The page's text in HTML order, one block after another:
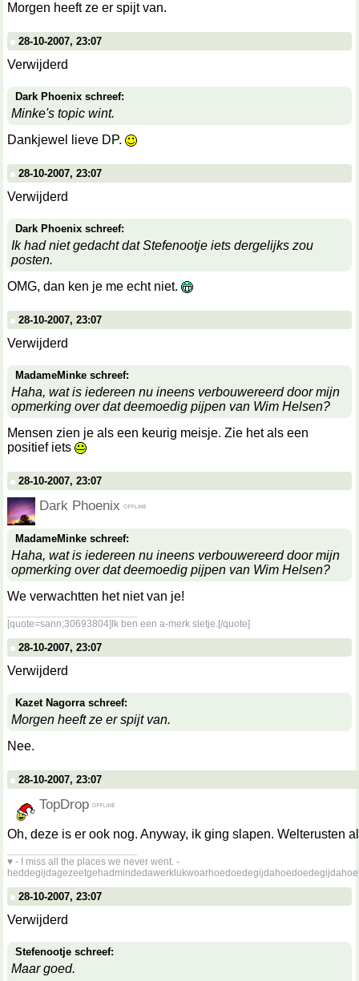
Morgen heeft ze er spijt van.
28-10-2007, 23:07
Verwijderd
Dark Phoenix schreef:
Minke's topic wint.
Dankjewel lieve DP.
28-10-2007, 23:07
Verwijderd
Dark Phoenix schreef:
Ik had niet gedacht dat Stefenootje iets dergelijks zou
posten.
OMG, dan ken je me echt niet.
28-10-2007, 23:07
Verwijderd
MadameMinke schreef:
Haha, wat is iedereen nu ineens verbouwereerd door mijn
opmerking over dat deemoedig pijpen van Wim Helsen?
Mensen zien je als een keurig meisje. Zie het als een
positief iets
28-10-2007, 23:07
Dark Phoenix
MadameMinke schreef:
Haha, wat is iedereen nu ineens verbouwereerd door mijn
opmerking over dat deemoedig pijpen van Wim Helsen?
We verwachtten het niet van je!
[quote=sann;30693804]Ik ben een a-merk sletje.[/quote]
28-10-2007, 23:07
Verwijderd
Kazet Nagorra schreef:
Morgen heeft ze er spijt van.
Nee.
28-10-2007, 23:07
TopDrop
Oh, deze is er ook nog. Anyway, ik ging slapen. Welterusten
♥ - I miss all the places we never went. -
28-10-2007, 23:07
Verwijderd
Stefenootje schreef:
Maar goed.